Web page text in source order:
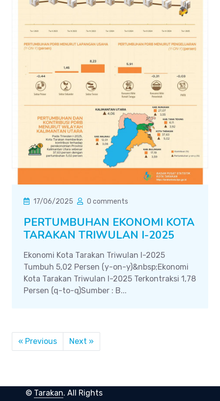
17/06/2025 0 comments
PERTUMBUHAN EKONOMI KOTA
TARAKAN TRIWULAN I-2025
Ekonomi Kota Tarakan Triwulan I-2025
Tumbuh 5,02 Persen (y-on-y)&nbsp;Ekonomi
Kota Tarakan Triwulan I-2025 Terkontraksi 1,78
Persen (q-to-q)Sumber : B...
« Previous Next »
© Tarakan. All Rights